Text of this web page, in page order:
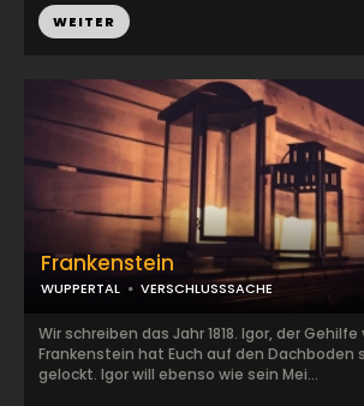
WEITER
Frankenstein
WUPPERTAL VERSCHLUSSSACHE
Wir schreiben das Jahr 1818. Igor, der
Frankenstein hat Euch auf den Dachboden
gelockt. Igor will ebenso wie sein Mei...